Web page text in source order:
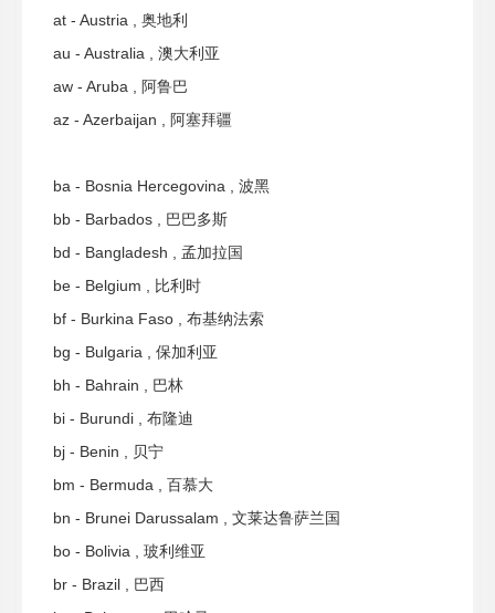
at - Austria , 奥地利
au - Australia , 澳大利亚
aw - Aruba , 阿鲁巴
az - Azerbaijan , 阿塞拜疆
ba - Bosnia Hercegovina , 波黑
bb - Barbados , 巴巴多斯
bd - Bangladesh , 孟加拉国
be - Belgium , 比利时
bf - Burkina Faso , 布基纳法索
bg - Bulgaria , 保加利亚
bh - Bahrain , 巴林
bi - Burundi , 布隆迪
bj - Benin , 贝宁
bm - Bermuda , 百慕大
bn - Brunei Darussalam , 文莱达鲁萨兰国
bo - Bolivia , 玻利维亚
br - Brazil , 巴西